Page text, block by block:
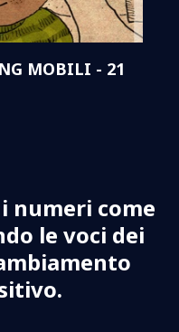
MOBILI - 21
numeri come
le voci dei